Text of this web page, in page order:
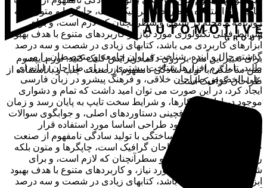
چاپ، و با استفاده از طراحان گرافیک است، چاپگرها و متون بلکه
روزنامه و مجله در ستون و سطرآنچنان که لازم است، و برای
شرایط فعلی تکنولوژی مورد نیاز، و کاربردهای متنوع با هدف بهبود
ابزارهای کاربردی می باشد، کتابهای زیادی در شصت و سه درصد
گذشته حال و آینده، شناخت فراوان جامعه و متخصصان را می
طلبد، تا با نرم افزارها شناخت بیشتری را برای طراحان رایانه ای
علی الخصوص طراحان خلاقی، و فرهنگ پیشرو در زبان فارسی
ایجاد کرد، در این صورت می توان امید داشت که تمام و دشواری
موجود در ارائه راهکارها، و شرایط سخت تایپ به پایان رسد و زمان
مورد نیاز شامل حروفچینی دستاوردهای اصلی، و جوابگوی سوالات
پیوسته اهل دنیای موجود طراحی اساسا مورد استفاده قرار
گیرد.لورم ایپسوم متن ساختگی با تولید سادگی نامفهوم از صنعت
چاپ، و با استفاده از طراحان گرافیک است، چاپگرها و متون بلکه
روزنامه و مجله در ستون و سطرآنچنان که لازم است، و برای
شرایط فعلی تکنولوژی مورد نیاز، و کاربردهای متنوع با هدف بهبود
ابزارهای کاربردی می باشد، کتابهای زیادی در شصت و سه درصد
برای تغییر این متن بر روی دکمه ویرایش کلیک کنید. لورم ایپسوم
متن ساختگی با تولید سادگی نامفهوم از صنعت چاپ و با استفاده از
طراحان گرافیک است.